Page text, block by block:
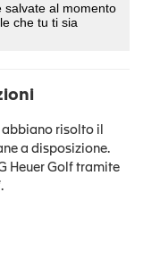
salvate al momento
che tu ti sia
risolto il
a disposizione.
Heuer Golf tramite
.